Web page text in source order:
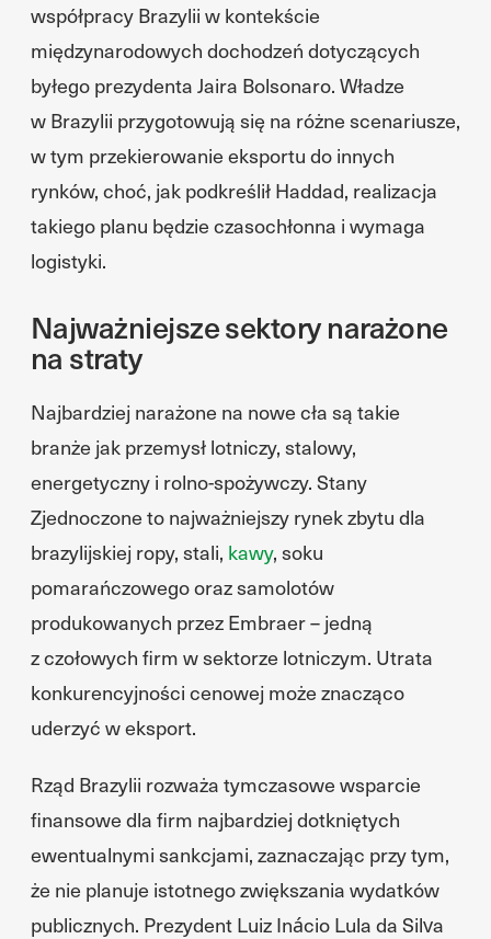
współpracy Brazylii w kontekście
międzynarodowych dochodzeń dotyczących
byłego prezydenta Jaira Bolsonaro. Władze
w Brazylii przygotowują się na różne scenariusze,
w tym przekierowanie eksportu do innych
rynków, choć, jak podkreślił Haddad, realizacja
takiego planu będzie czasochłonna i wymaga
logistyki.
Najważniejsze sektory narażone
na straty
Najbardziej narażone na nowe cła są takie
branże jak przemysł lotniczy, stalowy,
energetyczny i rolno-spożywczy. Stany
Zjednoczone to najważniejszy rynek zbytu dla
brazylijskiej ropy, stali, kawy, soku
pomarańczowego oraz samolotów
produkowanych przez Embraer – jedną
z czołowych firm w sektorze lotniczym. Utrata
konkurencyjności cenowej może znacząco
uderzyć w eksport.
Rząd Brazylii rozważa tymczasowe wsparcie
finansowe dla firm najbardziej dotkniętych
ewentualnymi sankcjami, zaznaczając przy tym,
że nie planuje istotnego zwiększania wydatków
publicznych. Prezydent Luiz Inácio Lula da Silva